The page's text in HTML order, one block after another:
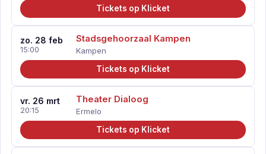
Tickets op Klicket
zo. 28 feb
15:00
Stadsgehoorzaal Kampen
Kampen
Tickets op Klicket
vr. 26 mrt
20:15
Theater Dialoog
Ermelo
Tickets op Klicket